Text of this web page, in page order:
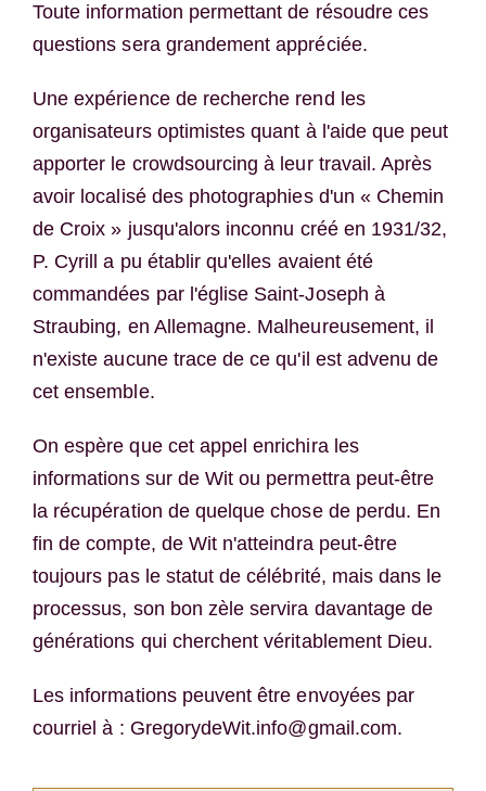
Toute information permettant de résoudre ces
questions sera grandement appréciée.
Une expérience de recherche rend les
organisateurs optimistes quant à l'aide que peut
apporter le crowdsourcing à leur travail. Après
avoir localisé des photographies d'un « Chemin
de Croix » jusqu'alors inconnu créé en 1931/32,
P. Cyrill a pu établir qu'elles avaient été
commandées par l'église Saint-Joseph à
Straubing, en Allemagne. Malheureusement, il
n'existe aucune trace de ce qu'il est advenu de
cet ensemble.
On espère que cet appel enrichira les
informations sur de Wit ou permettra peut-être
la récupération de quelque chose de perdu. En
fin de compte, de Wit n'atteindra peut-être
toujours pas le statut de célébrité, mais dans le
processus, son bon zèle servira davantage de
générations qui cherchent véritablement Dieu.
Les informations peuvent être envoyées par
courriel à : GregorydeWit.info@gmail.com.